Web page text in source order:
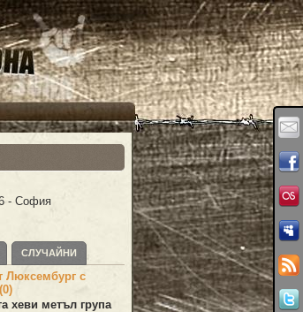
- София
СЛУЧАЙНИ
Люксембург с
хеви метъл група